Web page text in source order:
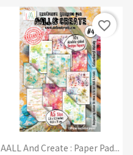
AALL And Create : Paper Pad...
favorite_border